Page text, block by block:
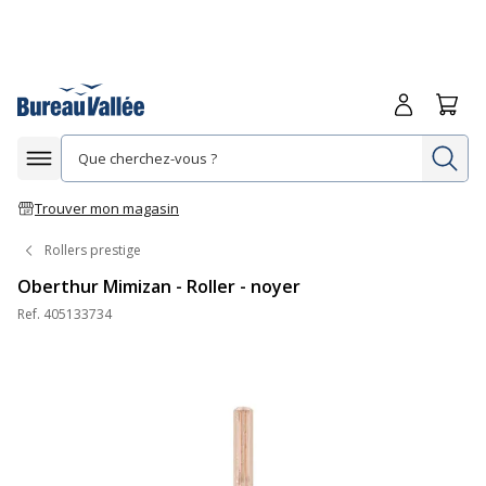
Afficher la navigation
Trouver mon magasin
Me
Rollers prestige
Oberthur Mimizan - Roller - noyer
Ref. 405133734